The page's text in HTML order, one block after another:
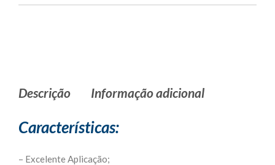
Descrição Informação adicional
Características:
– Excelente Aplicação;